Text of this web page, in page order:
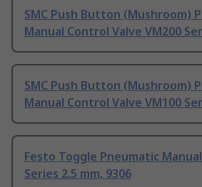
SMC Push Button (Mushroom)
Manual Control Valve VM200
SMC Push Button (Mushroom)
Manual Control Valve VM100
Festo Toggle Pneumatic
Series 2.5 mm, 9306